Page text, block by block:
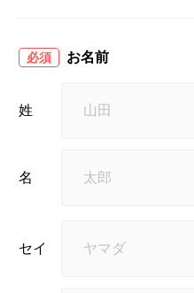
必須 お名前
姓
名
セイ